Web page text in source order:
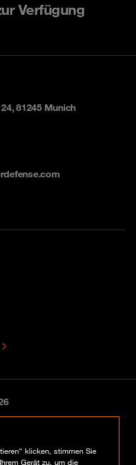
Verfügung
81245 Munich
klicken, stimmen Sie
Gerät zu, um die